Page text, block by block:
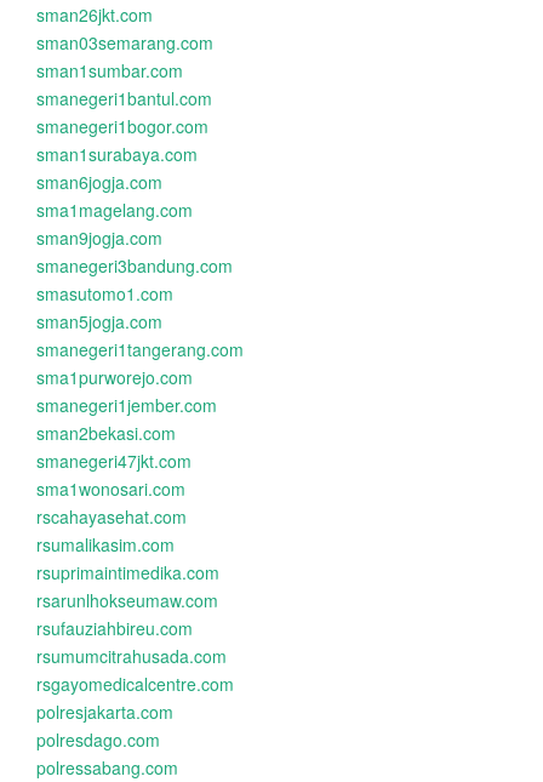
sman26jkt.com
sman03semarang.com
sman1sumbar.com
smanegeri1bantul.com
smanegeri1bogor.com
sman1surabaya.com
sman6jogja.com
sma1magelang.com
sman9jogja.com
smanegeri3bandung.com
smasutomo1.com
sman5jogja.com
smanegeri1tangerang.com
sma1purworejo.com
smanegeri1jember.com
sman2bekasi.com
smanegeri47jkt.com
sma1wonosari.com
rscahayasehat.com
rsumalikasim.com
rsuprimaintimedika.com
rsarunlhokseumaw.com
rsufauziahbireu.com
rsumumcitrahusada.com
rsgayomedicalcentre.com
polresjakarta.com
polresdago.com
polressabang.com